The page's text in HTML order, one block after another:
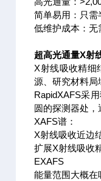
简单易用：只
低维护成本：
超高光通量X射
X射线吸收精细
源、研究材料局
RapidXAFS采
圆的探测器处，
XAFS谱：
X射线吸收近边
扩展X射线吸收
EXAFS
能量范围大概在